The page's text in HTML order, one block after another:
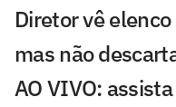
Diretor vê
mas não
AO VIVO: